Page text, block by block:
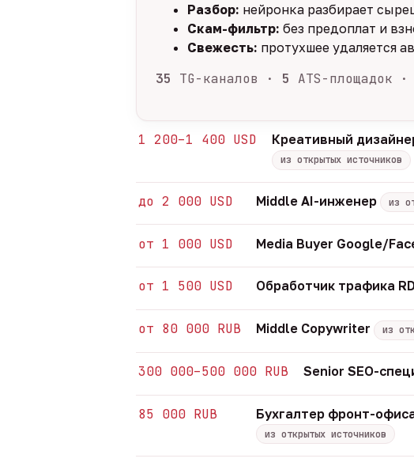
Разбор: нейронка разбирает
Скам-фильтр: без предоплат и
Свежесть: протухшее удаляется
35 TG-каналов · 5 ATS-площадок ·
1 200–1 400 USD Креативный
из открытых источников
до 2 000 USD Middle AI-инженер из
от 1 000 USD Media Buyer Google/
от 1 500 USD Обработчик трафика
от 80 000 RUB Middle Copywriter из
300 000–500 000 RUB Senior SEO-
85 000 RUB Бухгалтер фронт-
из открытых источников